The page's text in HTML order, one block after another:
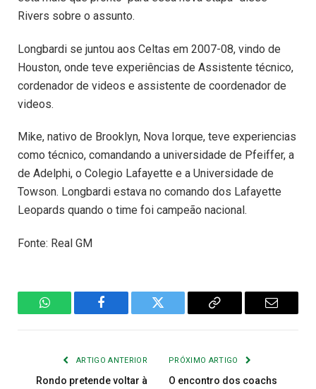
Rivers sobre o assunto.
Longbardi se juntou aos Celtas em 2007-08, vindo de
Houston, onde teve experiências de Assistente técnico,
cordenador de videos e assistente de coordenador de
videos.
Mike, nativo de Brooklyn, Nova Iorque, teve experiencias
como técnico, comandando a universidade de Pfeiffer, a
de Adelphi, o Colegio Lafayette e a Universidade de
Towson. Longbardi estava no comando dos Lafayette
Leopards quando o time foi campeão nacional.
Fonte: Real GM
WhatsAppFacebook Twitter
Copiar
E-
ARTIGO ANTERIOR
Rondo pretende voltar à
PRÓXIMO ARTIGO
O encontro dos coachs